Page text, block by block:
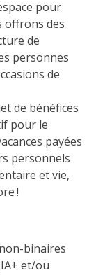
pour
offrons des
de
personnes
de
de bénéfices
pour le
payées
personnels
et vie,
!
binaires
et/ou